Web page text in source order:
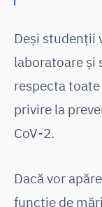
Deși studenții
laboratoare și
respecta
privire la
CoV-2.
Dacă vor
funcție de